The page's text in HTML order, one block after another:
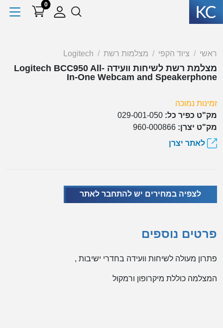
0
ראשי ציוד הקפי מצלמות רשת Logitech
מצלמת רשת לשיחות וועידה Logitech BCC950 All-
In-One Webcam and Speakerphone
זמינות נמוכה
מק"ט כפיר כל: 029-001-050
מק"ט יצרן: 960-000866
לאתר יצרן
לצפיה במחירים יש להתחבר לאתר
פרטים נוספים
פתרון מעולה לשיחות וועידה בחדרי ישיבות ,
המצלמה כוללת מיקרופון ורמקול